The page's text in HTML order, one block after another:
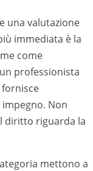
una valutazione
immediata è la
come
professionista
Non
diritto riguarda la
mettono a